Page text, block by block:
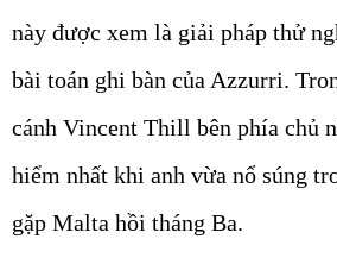
này được xem là giải pháp thử
bài toán ghi bàn của Azzurri.
cánh Vincent Thill bên phía chủ
hiểm nhất khi anh vừa nổ súng
gặp Malta hồi tháng Ba.